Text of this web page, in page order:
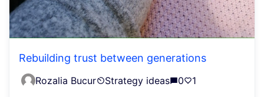
Rebuilding trust between generations
Rozalia Bucur Strategy ideas 0 1